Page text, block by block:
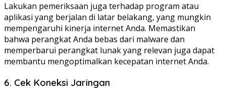
Lakukan pemeriksaan juga terhadap program atau
aplikasi yang berjalan di latar belakang, yang mungkin
mempengaruhi kinerja internet Anda. Memastikan
bahwa perangkat Anda bebas dari malware dan
memperbarui perangkat lunak yang relevan juga dapat
membantu mengoptimalkan kecepatan internet Anda.
6. Cek Koneksi Jaringan